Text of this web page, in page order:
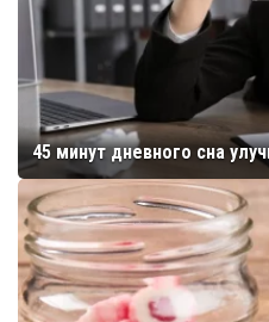
45 минут дневного сна